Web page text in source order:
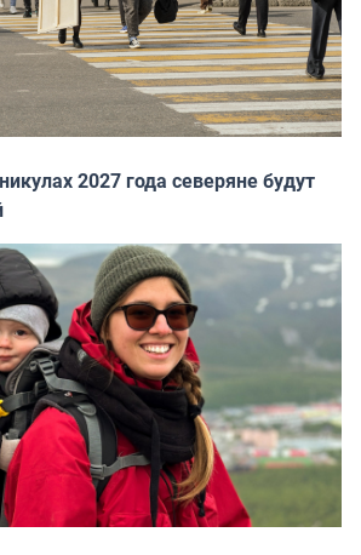
2027 года северяне будут